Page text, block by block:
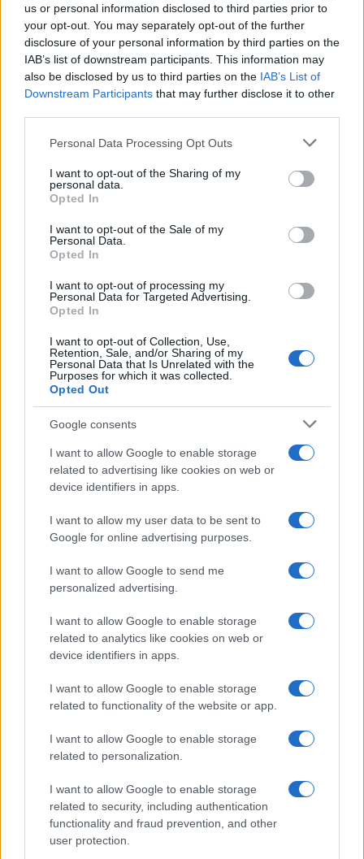
us or personal information disclosed to third parties prior to
your opt-out. You may separately opt-out of the further
disclosure of your personal information by third parties on the
IAB’s list of downstream participants. This information may
also be disclosed by us to third parties on the IAB’s List of
Downstream Participants that may further disclose it to other
Please note that this website/app uses one or more Google
not limited to your visit or usage behaviour. You may click to
grant or deny consent to Google and its third-party tags to
use your data for below specified purposes in below Google
consent section.
Personal Data Processing Opt Outs
I want to opt-out of the Sharing of my
personal data.
Opted In
I want to opt-out of the Sale of my
Personal Data.
Opted In
I want to opt-out of processing my
Personal Data for Targeted Advertising.
Opted In
I want to opt-out of Collection, Use,
Retention, Sale, and/or Sharing of my
Personal Data that Is Unrelated with the
Purposes for which it was collected.
Opted Out
Google consents
I want to allow Google to enable storage
related to advertising like cookies on web or
device identifiers in apps.
I want to allow my user data to be sent to
Google for online advertising purposes.
I want to allow Google to send me
personalized advertising.
I want to allow Google to enable storage
related to analytics like cookies on web or
device identifiers in apps.
I want to allow Google to enable storage
related to functionality of the website or app.
I want to allow Google to enable storage
related to personalization.
I want to allow Google to enable storage
related to security, including authentication
functionality and fraud prevention, and other
user protection.
Puoi abbonarti asoli € 1,10 al mese
cliccandoqui
Sei già abbonato?
sezione Logindal menù del sito o
cliccando
qui
TEMI: Droga Olbia
Guardia Di Finanza Olbia
Spaccio Olbia
Inviaci le tue segnalazioni,
i tuoi video e le tue foto
345 356 7512
Notizie in tempo reale?
Entra nel canale telegram di
GalluraOggi.it
Ricevi le nostre ultime news
F
a
ce
b
o
o
T
w
it
te
r
Pi
n
te
re
st
W
h
at
s
A
p
S
h
re
Articolo precedente
Prossimo articolo
NOTIZIE RECENTI